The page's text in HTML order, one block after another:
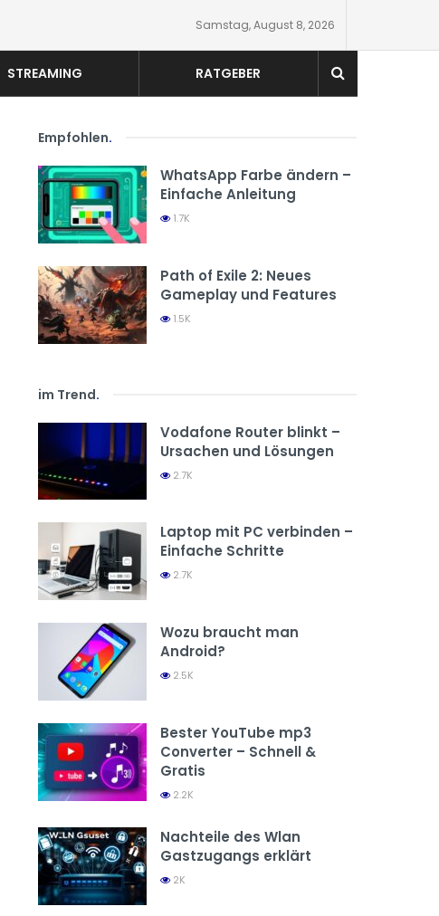
Samstag, August 8, 2026
STREAMING RATGEBER
Empfohlen.
WhatsApp Farbe ändern –
Einfache Anleitung
1.7K
Path of Exile 2: Neues
Gameplay und Features
1.5K
im Trend.
Vodafone Router blinkt –
Ursachen und Lösungen
2.7K
Laptop mit PC verbinden –
Einfache Schritte
2.7K
Wozu braucht man
Android?
2.5K
Bester YouTube mp3
Converter – Schnell &
Gratis
2.2K
Nachteile des Wlan
Gastzugangs erklärt
2K